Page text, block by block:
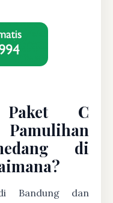
C
di
Bandung dan